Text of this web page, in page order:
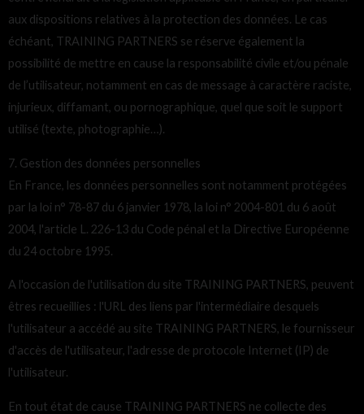
aux dispositions relatives à la protection des données. Le cas
échéant, TRAINING PARTNERS se réserve également la
possibilité de mettre en cause la responsabilité civile et/ou pénale
de l’utilisateur, notamment en cas de message à caractère raciste,
injurieux, diffamant, ou pornographique, quel que soit le support
utilisé (texte, photographie…).
7. Gestion des données personnelles
En France, les données personnelles sont notamment protégées
par la loi n° 78-87 du 6 janvier 1978, la loi n° 2004-801 du 6 août
2004, l'article L. 226-13 du Code pénal et la Directive Européenne
du 24 octobre 1995.
A l'occasion de l'utilisation du site TRAINING PARTNERS, peuvent
êtres recueillies : l'URL des liens par l'intermédiaire desquels
l'utilisateur a accédé au site TRAINING PARTNERS, le fournisseur
d'accès de l'utilisateur, l'adresse de protocole Internet (IP) de
l'utilisateur.
En tout état de cause TRAINING PARTNERS ne collecte des